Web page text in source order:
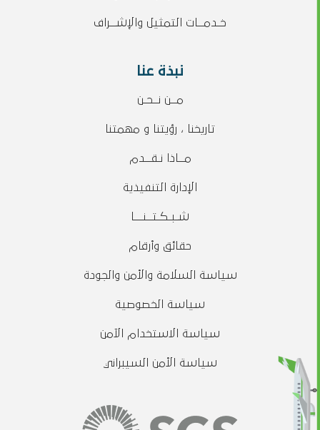
خـدمــات التمثيل والإشــراف
نبذة عنا
مــن نــحـن
تاريخنا ، رؤيتنا و مهمتنا
مــاذا نـقــدم
الإدارة التنفيذية
شـبـكـتــنـــا
حقائق وأرقام
سياسة السلامة والأمن والجودة
سياسة الخصوصية
سياسة الاستخدام الآمن
سياسة الأمن السيبراني